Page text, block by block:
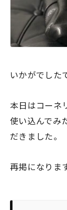
いかがでした
本日はコーネ
使い込んでみ
だきました。
再掲になりま